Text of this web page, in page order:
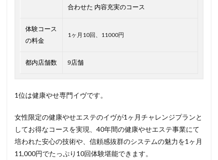
合わせた 内容充実のコース
体験コース
の料金
1ヶ月10回、11000円
都内店舗数 9店舗
1位は健康やせ専門イヴです。
女性限定の健康やせエステのイヴが1ヶ月チャレンジプランと
してお得なコースを実現、40年間の健康やせエステ事業にて
培われた安心の技術や、信頼感抜群のシステムの魅力を1ヶ月
11,000円でたっぷり10回体験堪能できます。